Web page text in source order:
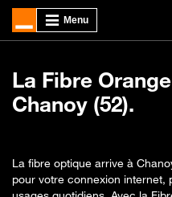
La Fibre
Chanoy (52).
La fibre optique arrive à
pour votre connexion internet,